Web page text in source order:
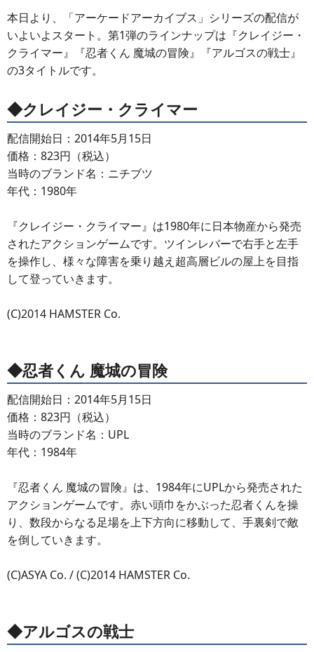
本日より、「アーケードアーカイブス」シリーズの配信が
いよいよスタート。第1弾のラインナップは『クレイジー・
クライマー』『忍者くん 魔城の冒険』『アルゴスの戦士』
の3タイトルです。
◆クレイジー・クライマー
配信開始日：2014年5月15日
価格：823円（税込）
当時のブランド名：ニチブツ
年代：1980年
『クレイジー・クライマー』は1980年に日本物産から発売
されたアクションゲームです。ツインレバーで右手と左手
を操作し、様々な障害を乗り越え超高層ビルの屋上を目指
して登っていきます。
(C)2014 HAMSTER Co.
◆忍者くん 魔城の冒険
配信開始日：2014年5月15日
価格：823円（税込）
当時のブランド名：UPL
年代：1984年
『忍者くん 魔城の冒険』は、1984年にUPLから発売された
アクションゲームです。赤い頭巾をかぶった忍者くんを操
り、数段からなる足場を上下方向に移動して、手裏剣で敵
を倒していきます。
(C)ASYA Co. / (C)2014 HAMSTER Co.
◆アルゴスの戦士